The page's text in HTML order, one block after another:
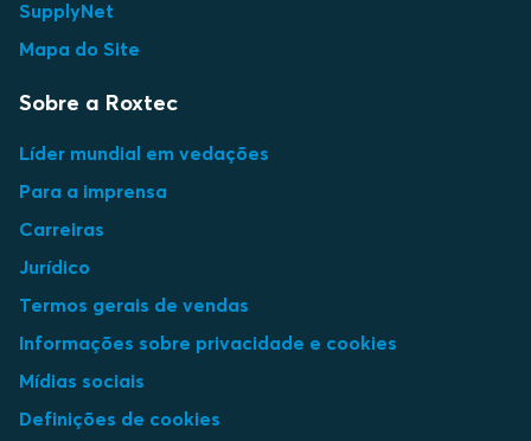
SupplyNet
Mapa do Site
Sobre a Roxtec
Líder mundial em vedações
Para a imprensa
Carreiras
Jurídico
Termos gerais de vendas
Informações sobre privacidade e cookies
Mídias sociais
Definições de cookies